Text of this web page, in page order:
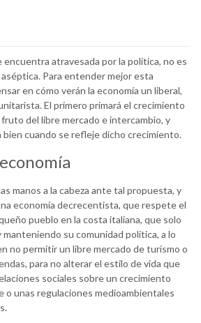
encuentra atravesada por la política, no es
Para entender mejor esta
en cómo verán la economía un liberal,
El primero primará el crecimiento
del libre mercado e intercambio, y
bien cuando se refleje dicho crecimiento.
manos a la cabeza ante tal propuesta, y
economía decrecentista, que respete el
pueblo en la costa italiana, que solo
su comunidad política, a lo
no permitir un libre mercado de turismo o
para no alterar el estilo de vida que
sociales sobre un crecimiento
o unas regulaciones medioambientales